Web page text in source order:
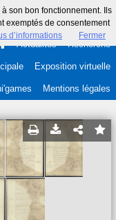
son bon fonctionnement. Ils
exemptés de consentement
d’informations Fermer
Actualités Recherche
Exposition virtuelle
Mentions légales